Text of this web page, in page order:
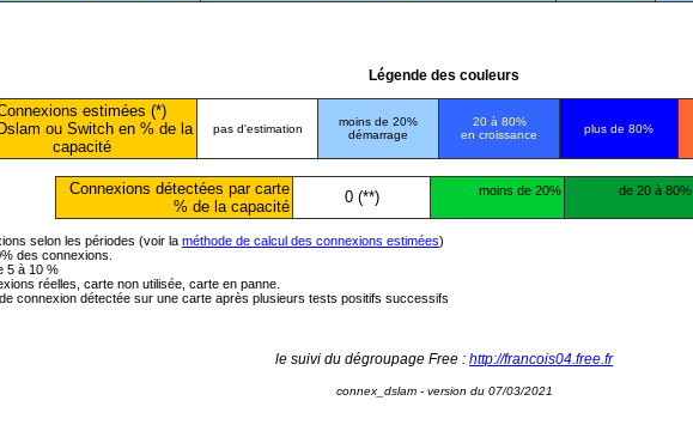
Légende des couleurs
estimées (*)
ou Switch en % de la
capacité
pas d'estimation
moins de 20%
démarrage
20 à 80%
en croissance
plus de 80%
Connexions détectées par carte
% de la capacité
0 (**) moins de 20% de 20 à 80%
selon les périodes (voir la méthode de calcul des connexions estimées)
des connexions.
5 à 10 %
réelles, carte non utilisée, carte en panne.
connexion détectée sur une carte après plusieurs tests positifs successifs
le suivi du dégroupage Free : http://francois04.free.fr
connex_dslam - version du 07/03/2021